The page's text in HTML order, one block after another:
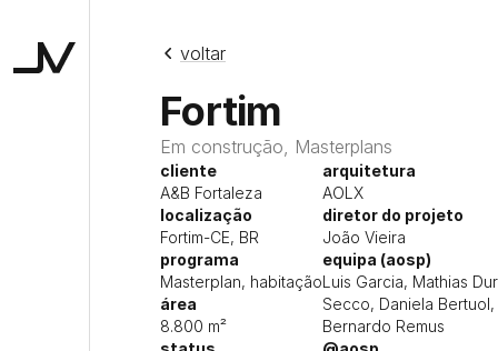
Studio JV
voltar
Fortim
Em construção, Masterplans
cliente
A&B Fortaleza
localização
Fortim-CE, BR
programa
Masterplan, habitação
área
8.800 m²
arquitetura
AOLX
diretor do projeto
João Vieira
equipa (aosp)
Luis Garcia, Mathias
Secco, Daniela
Bernardo Remus